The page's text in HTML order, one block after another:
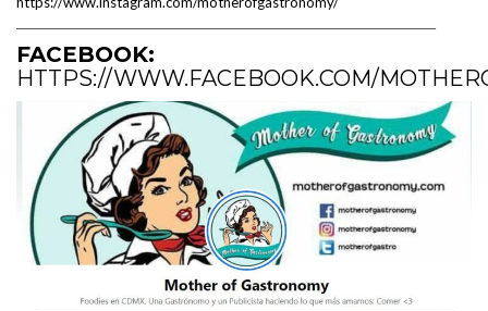
FACEBOOK:
HTTPS://WWW.FACEBOOK.COM/